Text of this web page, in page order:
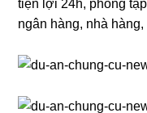
tiện lợi 24h, phòng
ngân hàng, nhà